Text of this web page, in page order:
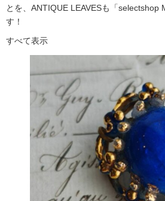
とを、ANTIQUE LEAVESも「selectshop
す！
すべて表示